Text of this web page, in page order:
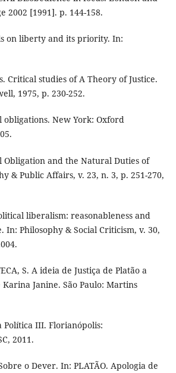
2002 [1991]. p. 144-158.
on liberty and its priority. In:
Critical studies of A Theory of Justice.
1975, p. 230-252.
obligations. New York: Oxford
Obligation and the Natural Duties of
& Public Affairs, v. 23, n. 3, p. 251-270,
liberalism: reasonableness and
In: Philosophy & Social Criticism, v. 30,
S. A ideia de Justiça de Platão a
Janine. São Paulo: Martins
Política III. Florianópolis:
2011.
o Dever. In: PLATÃO. Apologia de